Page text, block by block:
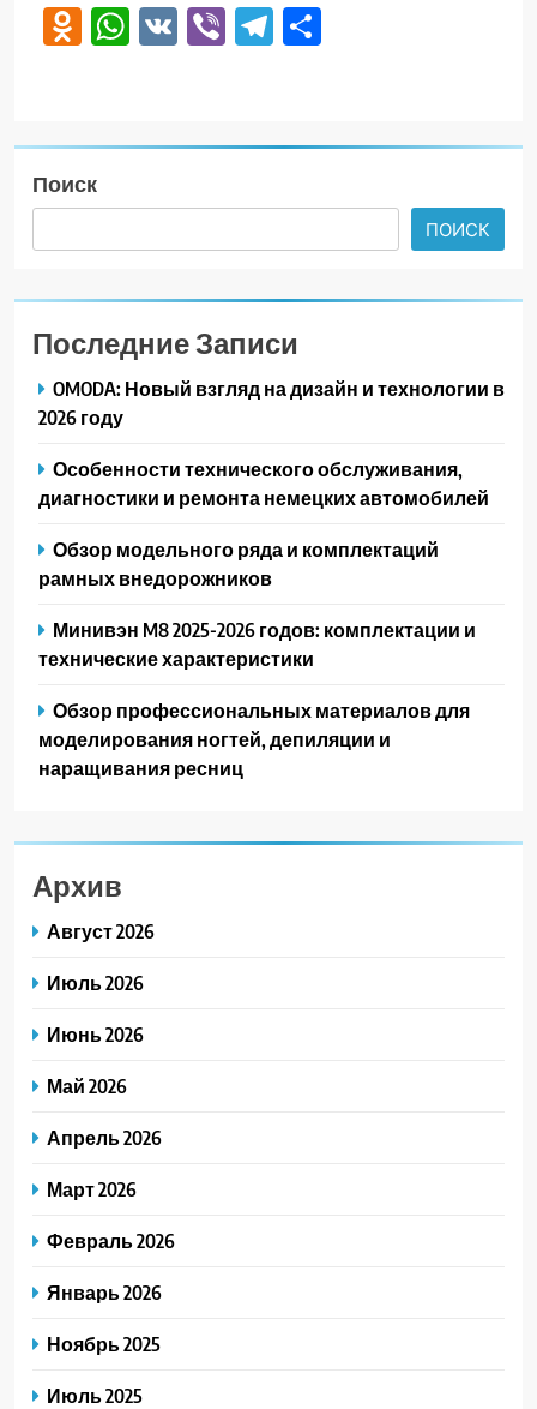
Odnoklassniki
WhatsApp
VK ViberTelegram
Поиск
ПОИСК
Последние Записи
OMODA: Новый взгляд на дизайн и технологии в
2026 году
Особенности технического обслуживания,
диагностики и ремонта немецких автомобилей
Обзор модельного ряда и комплектаций
рамных внедорожников
Минивэн M8 2025-2026 годов: комплектации и
технические характеристики
Обзор профессиональных материалов для
моделирования ногтей, депиляции и
наращивания ресниц
Архив
Август 2026
Июль 2026
Июнь 2026
Май 2026
Апрель 2026
Март 2026
Февраль 2026
Январь 2026
Ноябрь 2025
Июль 2025